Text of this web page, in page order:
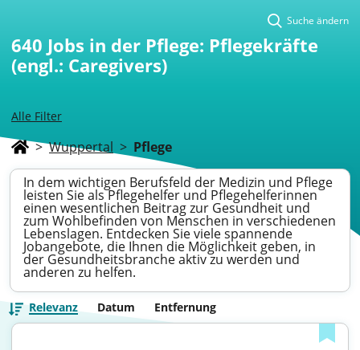
Alle Filter
Suche ändern
640 Jobs in der Pflege: Pflegekräfte
(engl.: Caregivers)
> Wuppertal > Pflege
In dem wichtigen Berufsfeld der Medizin und Pflege
leisten Sie als Pflegehelfer und Pflegehelferinnen
einen wesentlichen Beitrag zur Gesundheit und
zum Wohlbefinden von Menschen in verschiedenen
Lebenslagen. Entdecken Sie viele spannende
Jobangebote, die Ihnen die Möglichkeit geben, in
der Gesundheitsbranche aktiv zu werden und
anderen zu helfen.
Relevanz Datum Entfernung